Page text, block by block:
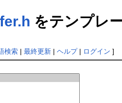
をテンプレ
検索| 最終更新| ヘルプ| ログイン ]